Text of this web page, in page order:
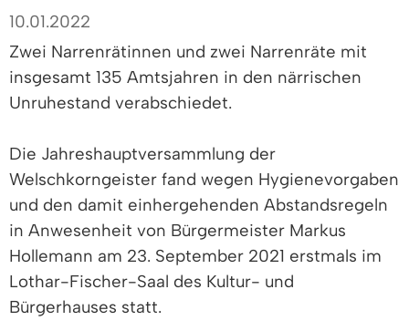
10.01.2022
Zwei Narrenrätinnen und zwei Narrenräte mit
insgesamt 135 Amtsjahren in den närrischen
Unruhestand verabschiedet.
Die Jahreshauptversammlung der
Welschkorngeister fand wegen Hygienevorgaben
und den damit einhergehenden Abstandsregeln
in Anwesenheit von Bürgermeister Markus
Hollemann am 23. September 2021 erstmals im
Lothar-Fischer-Saal des Kultur- und
Bürgerhauses statt.